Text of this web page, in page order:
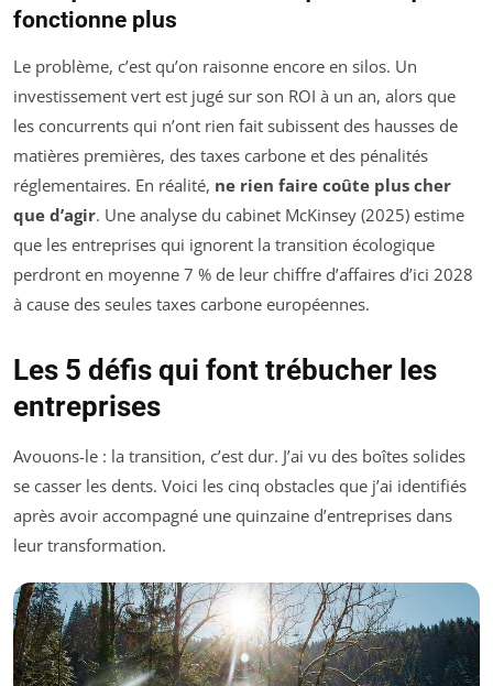
fonctionne plus
Le problème, c’est qu’on raisonne encore en silos. Un
investissement vert est jugé sur son ROI à un an, alors que
les concurrents qui n’ont rien fait subissent des hausses de
matières premières, des taxes carbone et des pénalités
réglementaires. En réalité, ne rien faire coûte plus cher
que d’agir. Une analyse du cabinet McKinsey (2025) estime
que les entreprises qui ignorent la transition écologique
perdront en moyenne 7 % de leur chiffre d’affaires d’ici 2028
à cause des seules taxes carbone européennes.
Les 5 défis qui font trébucher les
entreprises
Avouons-le : la transition, c’est dur. J’ai vu des boîtes solides
se casser les dents. Voici les cinq obstacles que j’ai identifiés
après avoir accompagné une quinzaine d’entreprises dans
leur transformation.